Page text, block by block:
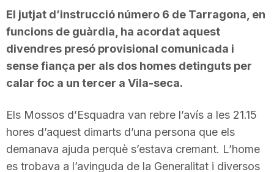
El jutjat d’instrucció número 6 de Tarragona, en
funcions de guàrdia, ha acordat aquest
divendres presó provisional comunicada i
sense fiança per als dos homes detinguts per
calar foc a un tercer a Vila-seca.
Els Mossos d’Esquadra van rebre l’avís a les 21.15
hores d’aquest dimarts d’una persona que els
demanava ajuda perquè s’estava cremant. L’home
es trobava a l’avinguda de la Generalitat i diversos